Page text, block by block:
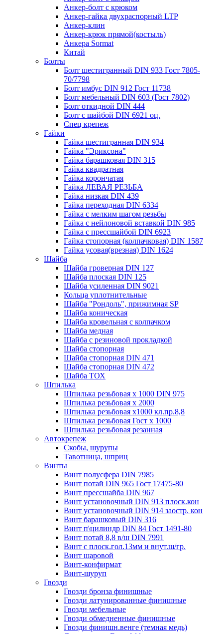
Анкер-болт с крюком
Анкер-гайка двухраспорный LTP
Анкер-клин
Анкер-крюк прямой(костыль)
Анкера Sormat
Китай
Болты
Болт шестигранный DIN 933 Гост 7805-
70/7798
Болт имбус DIN 912 Гост 11738
Болт мебельный DIN 603 (Гост 7802)
Болт откидной DIN 444
Болт с шайбой DIN 6921 оц.
Спец крепеж
Гайки
Гайка шестигранная DIN 934
Гайка "Эриксона"
Гайка барашковая DIN 315
Гайка квадратная
Гайка корончатая
Гайка ЛЕВАЯ РЕЗЬБА
Гайка низкая DIN 439
Гайка переходная DIN 6334
Гайка с мелким шагом резьбы
Гайка с нейлоновой вставкой DIN 985
Гайка с прессшайбой DIN 6923
Гайка стопорная (колпачковая) DIN 1587
Гайка усовая(врезная) DIN 1624
Шайба
Шайба гроверная DIN 127
Шайба плоская DIN 125
Шайба усиленная DIN 9021
Кольца уплотнительные
Шайба "Рондоль", прижимная SP
Шайба коническая
Шайба кровельная с колпачком
Шайба медная
Шайба с резиновой прокладкой
Шайба стопорная
Шайба стопорная DIN 471
Шайба стопорная DIN 472
Шайба ТОХ
Шпилька
Шпилька резьбовая х 1000 DIN 975
Шпилька резьбовая х 2000
Шпилька резьбовая х1000 кл.пр.8,8
Шпилька резьбовая Гост х 1000
Шпилька резьбовая резанная
Автокрепеж
Скобы, шурупы
Тавотница, шприц
Винты
Винт полусфера DIN 7985
Винт потай DIN 965 Гост 17475-80
Винт прессшайба DIN 967
Винт установочный DIN 913 плоск.кон
Винт установочный DIN 914 заостр. кон
Винт барашковый DIN 316
Винт п\цилиндр DIN 84 Гост 1491-80
Винт потай 8,8 в/ш DIN 7991
Винт с плоск.гол.13мм и внут.ш/гр.
Винт шаровой
Винт-конфирмат
Винт-шуруп
Гвозди
Гвозди бронза финишные
Гвозди латунированные финишные
Гвозди мебельные
Гвозди обмедненные финишные
Гвозди финишн.венге (темная медь)